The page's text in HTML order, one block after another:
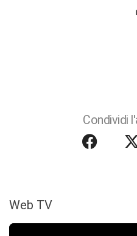
Condividi
Web TV